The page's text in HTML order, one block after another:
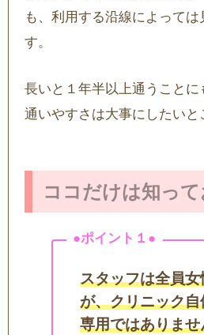
も、利用する沿線によって
す。
長いと１年半以上通うことに
通いやすさは大事にしたいと
ココだけは知って
スタッフは全員女
が、クリニック自
専用ではありませ